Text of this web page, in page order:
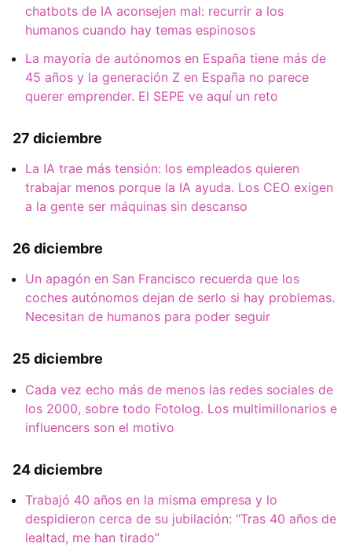
chatbots de IA aconsejen mal: recurrir a los
humanos cuando hay temas espinosos
La mayoría de autónomos en España tiene más de
45 años y la generación Z en España no parece
querer emprender. El SEPE ve aquí un reto
27 diciembre
La IA trae más tensión: los empleados quieren
trabajar menos porque la IA ayuda. Los CEO exigen
a la gente ser máquinas sin descanso
26 diciembre
Un apagón en San Francisco recuerda que los
coches autónomos dejan de serlo si hay problemas.
Necesitan de humanos para poder seguir
25 diciembre
Cada vez echo más de menos las redes sociales de
los 2000, sobre todo Fotolog. Los multimillonarios e
influencers son el motivo
24 diciembre
Trabajó 40 años en la misma empresa y lo
despidieron cerca de su jubilación: "Tras 40 años de
lealtad, me han tirado”